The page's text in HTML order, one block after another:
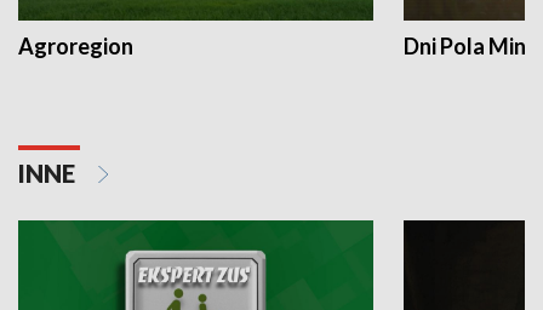
Agroregion Dni Pola
INNE